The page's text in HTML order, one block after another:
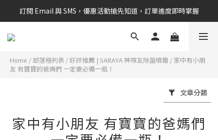
新會員享$100購物金 現在立即加入！
訂閱 Email 與 SMS，優惠活動搶先知道，訂單進度即時掌握
新會員享$100購物金 現在立即加入！
Home / 部落格列表 /好評推薦 | SARAYA 神隊友除菌噴霧 / 家中有小朋
友 有寶寶的爸媽們 一定要必備一瓶！
文章分類
家中有小朋友 有寶寶的爸媽們